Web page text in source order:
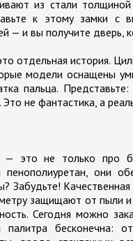
из стали
к этому замки с
— и вы получите дверь,
отдельная история.
модели оснащены
пальца.
Это не фантастика, а
— это не только про
пенополиуретан, они
Забудьте!
защищают от пыли
Сегодня можно
бесконечна: